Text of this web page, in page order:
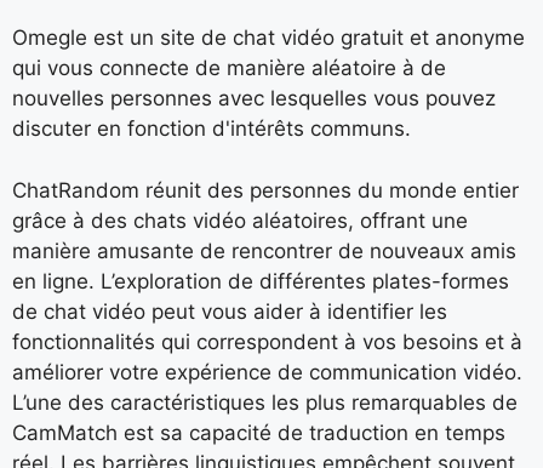
Omegle est un site de chat vidéo gratuit et anonyme
qui vous connecte de manière aléatoire à de
nouvelles personnes avec lesquelles vous pouvez
discuter en fonction d'intérêts communs.
ChatRandom réunit des personnes du monde entier
grâce à des chats vidéo aléatoires, offrant une
manière amusante de rencontrer de nouveaux amis
en ligne. L’exploration de différentes plates-formes
de chat vidéo peut vous aider à identifier les
fonctionnalités qui correspondent à vos besoins et à
améliorer votre expérience de communication vidéo.
L’une des caractéristiques les plus remarquables de
CamMatch est sa capacité de traduction en temps
réel. Les barrières linguistiques empêchent souvent